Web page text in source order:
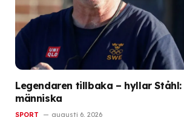
Legendaren tillbaka – hyllar
människa
SPORT augusti 6, 2026